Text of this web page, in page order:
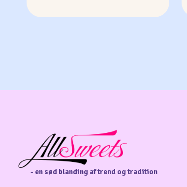
- en sød blanding af trend og tradition